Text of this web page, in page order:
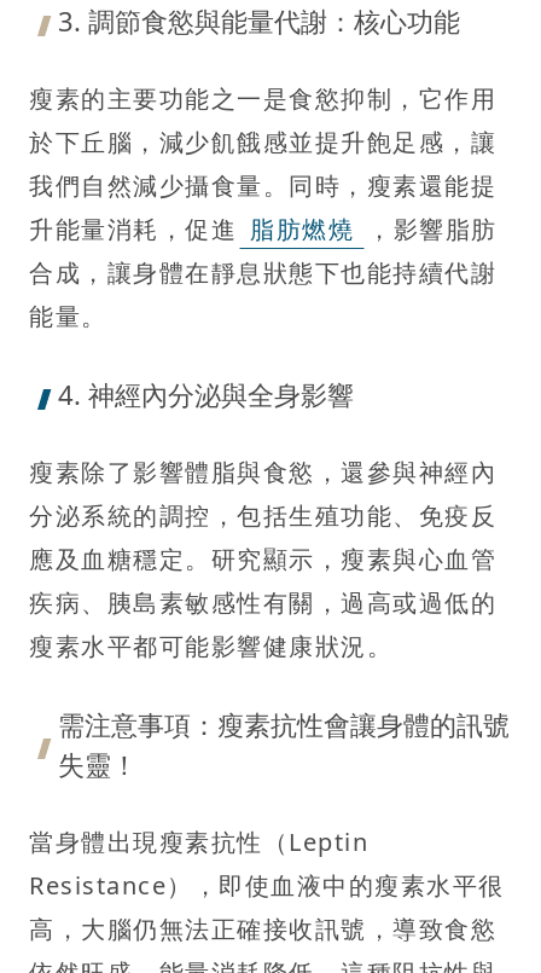
3. 調節食慾與能量代謝：核心功能
瘦素的主要功能之一是食慾抑制，它作用
於下丘腦，減少飢餓感並提升飽足感，讓
我們自然減少攝食量。同時，瘦素還能提
升能量消耗，促進 脂肪燃燒
，影響脂肪
合成，讓身體在靜息狀態下也能持續代謝
能量。
4. 神經內分泌與全身影響
瘦素除了影響體脂與食慾，還參與神經內
分泌系統的調控，包括生殖功能、免疫反
應及血糖穩定。研究顯示，瘦素與心血管
疾病、胰島素敏感性有關，過高或過低的
瘦素水平都可能影響健康狀況。
需注意事項：瘦素抗性會讓身體的訊號
失靈！
當身體出現瘦素抗性（Leptin
Resistance），即使血液中的瘦素水平很
高，大腦仍無法正確接收訊號，導致食慾